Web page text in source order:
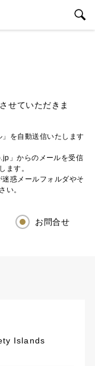
せていただきま
を自動送信いたします
」からのメールを受信
ます。
惑メールフォルダやそ
い。
お問合せ
Islands